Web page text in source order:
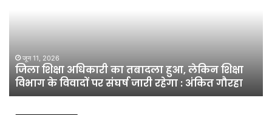
शिक्षा
विभाग
विवादों
जून 11, 2026
जिला शिक्षा अधिकारी का तबादला हुआ, लेकिन शिक्षा
विभाग के विवादों पर संघर्ष जारी रहेगा : अंकित गौरहा